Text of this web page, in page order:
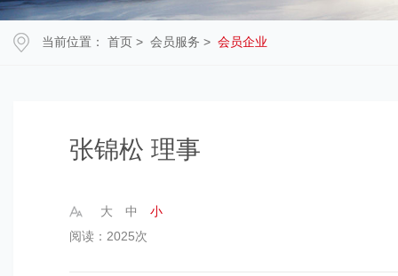
当前位置： 首页 > 会员服务 > 会员企业
张锦松 理事
大 中
小
阅读：2025次